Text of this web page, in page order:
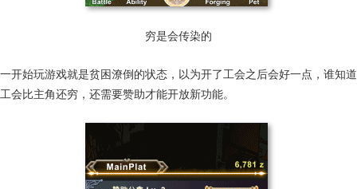
穷是会传染的
一开始玩游戏就是贫困潦倒的状态，以为开了工会之后会好一点，谁知道
工会比主角还穷，还需要赞助才能开放新功能。